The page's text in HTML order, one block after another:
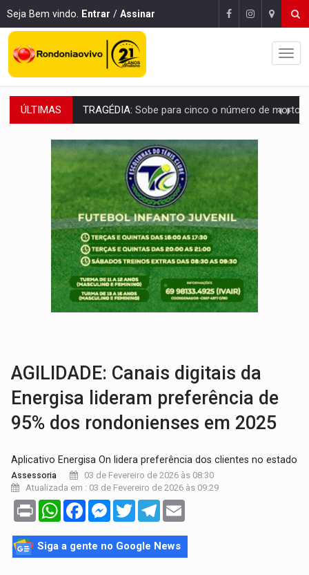
Seja Bem vindo. Entrar / Assinar
ÚLTIMAS TRANSPORTE DE ARROZ:MPF assegura cumprimento da legislação sobre transporte
DEEPFAKE:Sancionada lei contra violência sexual infantil na
COLEGIADO:Brasil e Rússia discutem energia nuclear, defesa e
URGENTE:Colisão entre caminhão e carro deixa quatro mortos e um em
ENCONTRO:Amazônia Negra ganha projeção nacional com participação de
PREVISÃO:Porto Velho tem chances de chuvas isoladas nesta
SINDICATOS UNIDOS:Assembleia Geral delibera greve da educação
PROCESSO SELETIVO:Rondoniaovivo abre oficina de Comunicação com
AGILIDADE: Canais digitais da
Energisa lideram preferência de
95% dos rondonienses em 2025
Aplicativo Energisa On lidera preferência dos clientes no estado
Assessoria
03 de Fevereiro de 2026 às 08:30
Atualizada em : 03 de Fevereiro de 2026 às 09:29
Print WhatsAppFacebookMessenger
TwitterTelegram
Siga a gente no Google News